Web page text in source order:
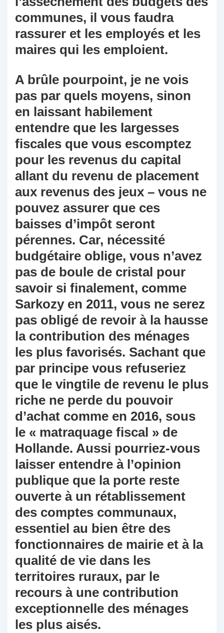
communes, il vous faudra
rassurer et les employés et les
maires qui les emploient.
A brûle pourpoint, je ne vois
pas par quels moyens, sinon
en laissant habilement
entendre que les largesses
fiscales que vous escomptez
pour les revenus du capital
allant du revenu de placement
aux revenus des jeux – vous ne
pouvez assurer que ces
baisses d’impôt seront
pérennes. Car, nécessité
budgétaire oblige, vous n’avez
pas de boule de cristal pour
savoir si finalement, comme
Sarkozy en 2011, vous ne serez
pas obligé de revoir à la hausse
la contribution des ménages
les plus favorisés. Sachant que
par principe vous refuseriez
que le vingtile de revenu le plus
riche ne perde du pouvoir
d’achat comme en 2016, sous
le « matraquage fiscal » de
Hollande. Aussi pourriez-vous
laisser entendre à l’opinion
publique que la porte reste
ouverte à un rétablissement
des comptes communaux,
essentiel au bien être des
fonctionnaires de mairie et à la
qualité de vie dans les
territoires ruraux, par le
recours à une contribution
exceptionnelle des ménages
les plus aisés.